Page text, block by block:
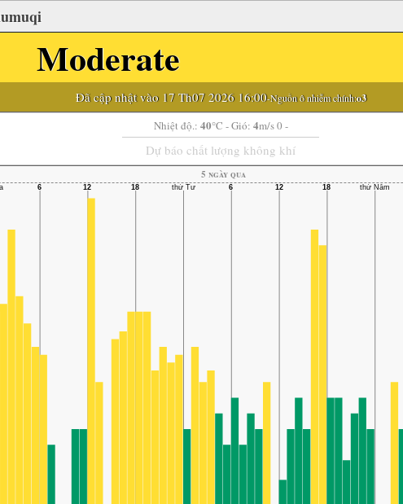
Moderate
Đã cập nhật vào 17 Th07 2026 16:00-Nguồn ô nhiễm chính:o3
Nhiệt độ.: 40°C - Gió: 4m/s 0 -
Dự báo chất lượng không khí
5 ngày qua